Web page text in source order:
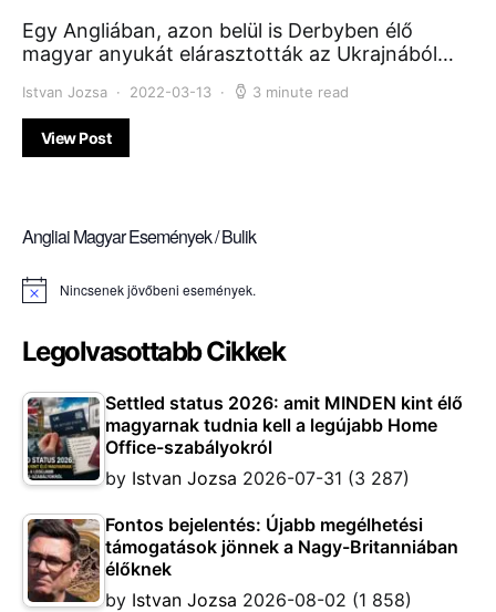
Egy Angliában, azon belül is Derbyben élő
magyar anyukát elárasztották az Ukrajnából…
Istvan Jozsa 2022-03-13 3 minute read
View Post
Angliai Magyar Események / Bulik
Notice Nincsenek jövőbeni események.
Legolvasottabb Cikkek
Settled status 2026: amit MINDEN kint élő
magyarnak tudnia kell a legújabb Home
Office-szabályokról
by Istvan Jozsa 2026-07-31 (3 287)
Fontos bejelentés: Újabb megélhetési
támogatások jönnek a Nagy-Britanniában
élőknek
by Istvan Jozsa 2026-08-02 (1 858)